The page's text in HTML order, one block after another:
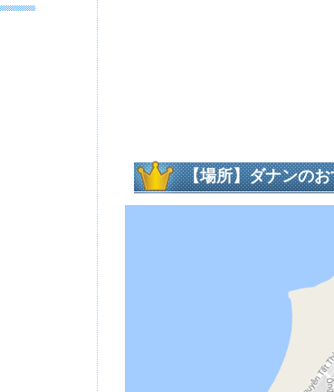
【場所】ダナンの
チ）